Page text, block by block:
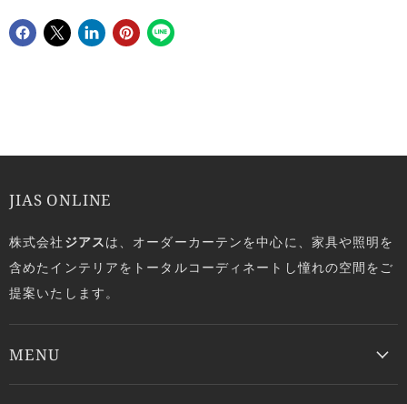
JIAS ONLINE
株式会社 ジアスは、オーダーカーテンを中心に、家具や照明を
含めたインテリアをトータルコーディネートし憧れの空間をご
提案いたします。
MENU